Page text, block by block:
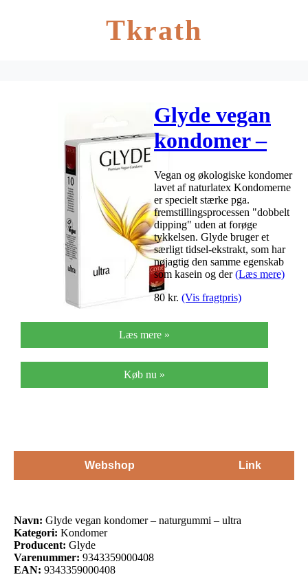
Tkrath
Glyde vegan
kondomer –
naturgummi –
ultra
Vegan og økologiske kondomer
lavet af naturlatex Kondomerne
er specielt stærke pga.
fremstillingsprocessen "dobbelt
dipping" uden at forøge
tykkelsen. Glyde bruger et
særligt tidsel-ekstrakt, som har
nøjagtig den samme egenskab
som kasein og der(Læs mere)
80 kr. (Vis fragtpris)
Læs mere »
Køb nu »
Webshop Link
Navn: Glyde vegan kondomer – naturgummi – ultra
Kategori: Kondomer
Producent: Glyde
Varenummer: 9343359000408
EAN: 9343359000408